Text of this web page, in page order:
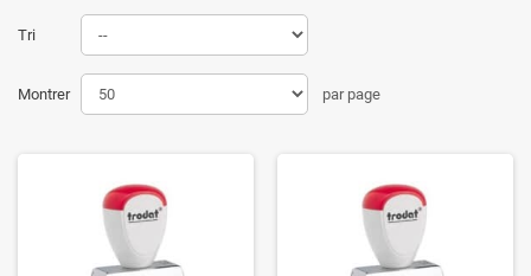
Tri
Montrer par page